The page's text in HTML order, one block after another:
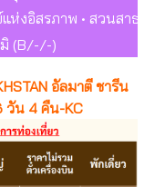
ห่งอิสรภาพ • สวนสาธา
(B/-/-)
อัลมาตี ชารีน
วัน 4 คืน-KC